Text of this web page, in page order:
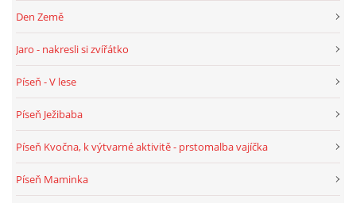
CHARAKTERISTIKA ROČNÍCH OBDOBÍ
PÍSNĚ K TÉMATU JARO
Den Země
Jaro - nakresli si zvířátko
Píseň - V lese
Píseň Ježibaba
Píseň Kvočna, k výtvarné aktivitě - prstomalba vajíčka
Píseň Maminka